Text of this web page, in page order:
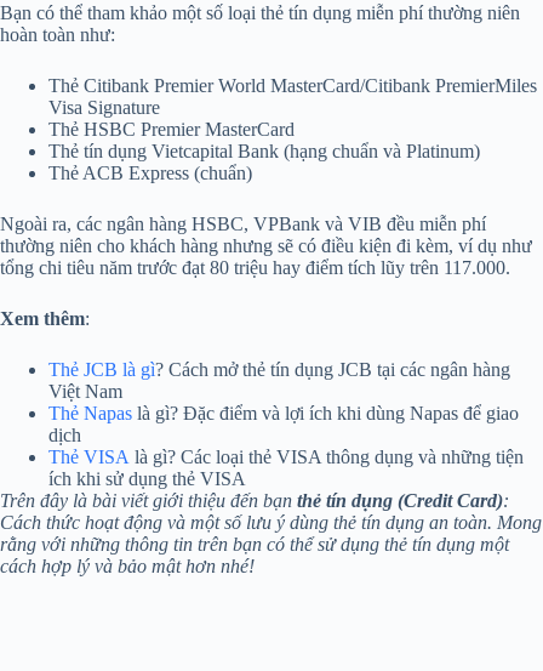
Bạn có thể tham khảo một số loại thẻ tín dụng miễn phí thường niên
hoàn toàn như:
Thẻ Citibank Premier World MasterCard/Citibank PremierMiles
Visa Signature
Thẻ HSBC Premier MasterCard
Thẻ tín dụng Vietcapital Bank (hạng chuẩn và Platinum)
Thẻ ACB Express (chuẩn)
Ngoài ra, các ngân hàng HSBC, VPBank và VIB đều miễn phí
thường niên cho khách hàng nhưng sẽ có điều kiện đi kèm, ví dụ như
tổng chi tiêu năm trước đạt 80 triệu hay điểm tích lũy trên 117.000.
Xem thêm:
Thẻ JCB là gì? Cách mở thẻ tín dụng JCB tại các ngân hàng
Việt Nam
Thẻ Napas là gì? Đặc điểm và lợi ích khi dùng Napas để giao
dịch
Thẻ VISA là gì? Các loại thẻ VISA thông dụng và những tiện
ích khi sử dụng thẻ VISA
Trên đây là bài viết giới thiệu đến bạn thẻ tín dụng (Credit Card):
Cách thức hoạt động và một số lưu ý dùng thẻ tín dụng an toàn. Mong
rằng với những thông tin trên bạn có thể sử dụng thẻ tín dụng một
cách hợp lý và bảo mật hơn nhé!